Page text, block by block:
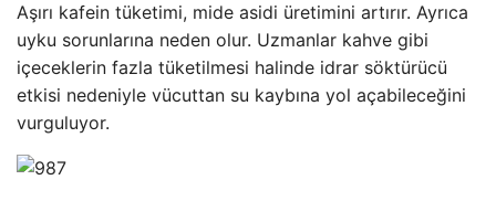
Aşırı kafein tüketimi, mide asidi üretimini artırır. Ayrıca
uyku sorunlarına neden olur. Uzmanlar kahve gibi
içeceklerin fazla tüketilmesi halinde idrar söktürücü
etkisi nedeniyle vücuttan su kaybına yol açabileceğini
vurguluyor.